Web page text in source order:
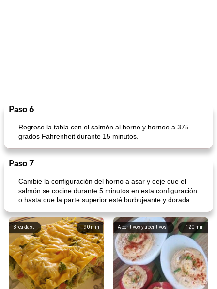
Paso 6
Regrese la tabla con el salmón al horno y hornee a 375
grados Fahrenheit durante 15 minutos.
Paso 7
Cambie la configuración del horno a asar y deje que el
salmón se cocine durante 5 minutos en esta configuración
o hasta que la parte superior esté burbujeante y dorada.
90 min
Breakfast 120 min
Aperitivos y aperitivos